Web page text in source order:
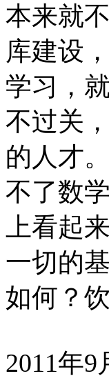
本来就
库建设
学习，
不过关
的人才
不了数
上看起
一切的
如何？
2011年